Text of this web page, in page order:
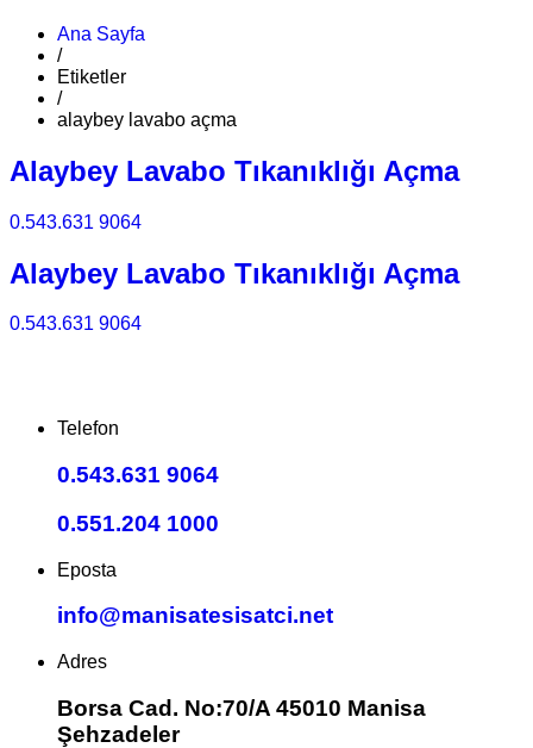
Ana Sayfa
/
Etiketler
/
alaybey lavabo açma
Alaybey Lavabo Tıkanıklığı Açma
0.543.631 9064
Alaybey Lavabo Tıkanıklığı Açma
0.543.631 9064
Telefon
0.543.631 9064
0.551.204 1000
Eposta
info@manisatesisatci.net
Adres
Borsa Cad. No:70/A 45010 Manisa
Şehzadeler